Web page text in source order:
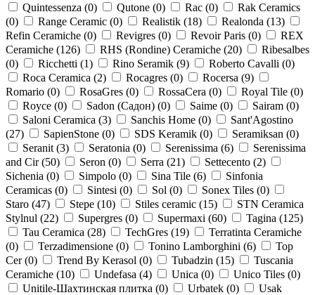
Quintessenza (0) Qutone (0) Rac (0)
Rak Ceramics
(0) Range Ceramic (0) Realistik (18) Realonda (13)
Refin Ceramiche (0) Revigres (0) Revoir Paris (0)
REX
Ceramiche (126) RHS (Rondine) Ceramiche (20)
Ribesalbes
(0) Ricchetti (1) Rino Seramik (9) Roberto Cavalli (0)
Roca Ceramica (2) Rocagres (0) Rocersa (9)
Romario (0) RosaGres (0) RossaCera (0) Royal Tile (0)
Royce (0) Sadon (Садон) (0) Saime (0) Sairam (0)
Saloni Ceramica (3) Sanchis Home (0)
Sant'Agostino
(27) SapienStone (0) SDS Keramik (0) Seramiksan (0)
Seranit (3) Seratonia (0) Serenissima (6)
Serenissima
and Cir (50) Seron (0) Serra (21) Settecento (2)
Sichenia (0) Simpolo (0) Sina Tile (6)
Sinfonia
Ceramicas (0) Sintesi (0) Sol (0) Sonex Tiles (0)
Staro (47) Stepe (10) Stiles ceramic (15)
STN Ceramica
Stylnul (22) Supergres (0) Supermaxi (60) Tagina (125)
Tau Ceramica (28) TechGres (19)
Terratinta Ceramiche
(0) Terzadimensione (0) Tonino Lamborghini (6)
Top
Cer (0) Trend By Kerasol (0) Tubadzin (15)
Tuscania
Ceramiche (10) Undefasa (4) Unica (0) Unico Tiles (0)
Unitile-Шахтинская плитка (0) Urbatek (0)
Usak